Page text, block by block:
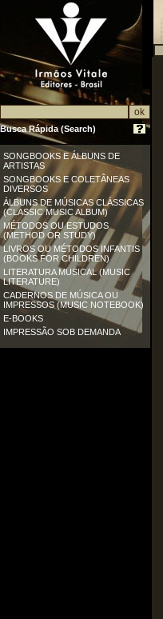
Busca Rápida (Search)
SONGBOOKS E ÁLBUNS DE
ARTISTAS
SONGBOOKS E COLETÂNEAS
DIVERSOS
ÁLBUNS DE MÚSICAS CLÁSSICAS
(CLASSIC MUSIC ALBUM)
MÉTODOS OU ESTUDOS
(METHOD OR STUDY)
LIVROS OU MÉTODOS INFANTIS
(BOOKS FOR CHILDREN)
LITERATURA MUSICAL (MUSIC
LITERATURE)
CADERNOS DE MÚSICA OU
IMPRESSOS (MUSIC NOTEBOOK)
E-BOOKS
IMPRESSÃO SOB DEMANDA